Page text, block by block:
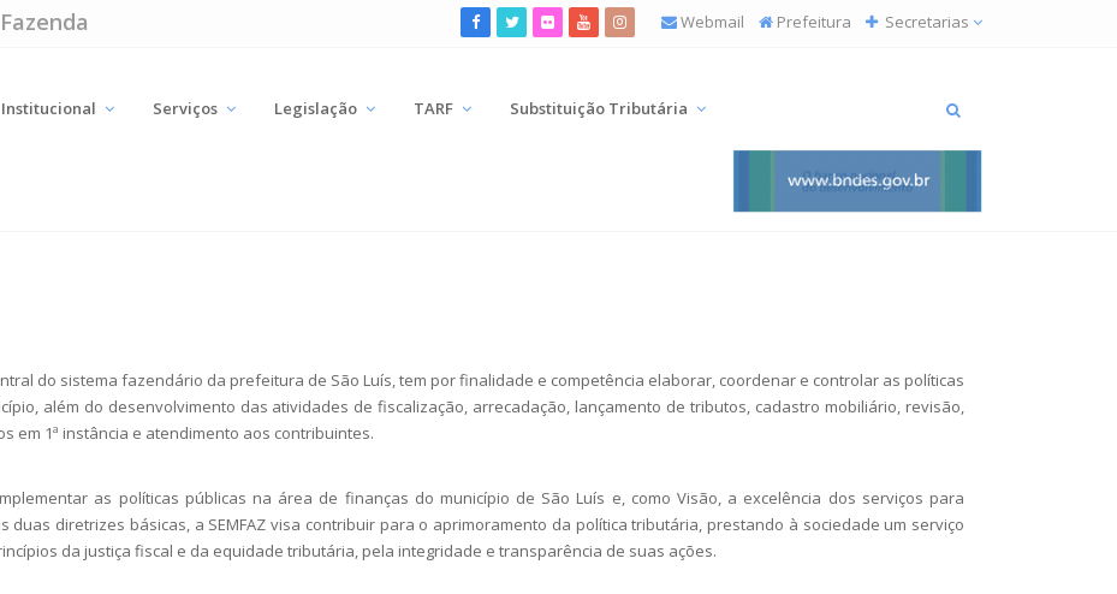
Webmail Prefeitura Secretarias
Institucional Serviços Legislação TARF Substituição Tributária
do sistema fazendário da prefeitura de São Luís, tem por finalidade e competência elaborar, coordenar e controlar as políticas
além do desenvolvimento das atividades de fiscalização, arrecadação, lançamento de tributos, cadastro mobiliário, revisão,
em 1ª instância e atendimento aos contribuintes.
as políticas públicas na área de finanças do município de São Luís e, como Visão, a excelência dos serviços para
duas diretrizes básicas, a SEMFAZ visa contribuir para o aprimoramento da política tributária, prestando à sociedade um serviço
da justiça fiscal e da equidade tributária, pela integridade e transparência de suas ações.